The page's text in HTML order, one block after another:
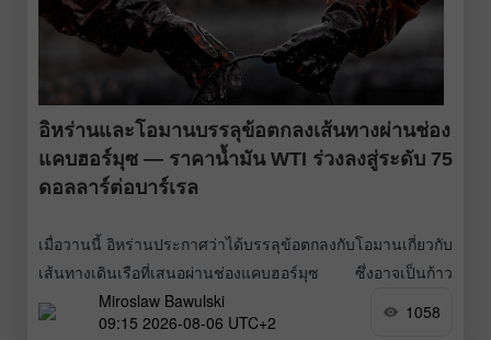
อิหร่านและโอมานบรรลุข้อตกลงเส้นทางผ่านช่อง
แคบฮอร์มุซ — ราคาน้ำมัน WTI ร่วงลงสู่ระดับ 75
ดอลลาร์ต่อบาร์เรล
เมื่อวานนี้ อิหร่านประกาศว่าได้บรรลุข้อตกลงกับโอมานเกี่ยวกับ
เส้นทางเดินเรือที่เสนอผ่านช่องแคบฮอร์มุซ ซึ่งอาจเป็นก้าว
สำคัญสู่การกลับมาดำเนินการบนเส้นทางคมนาคมทางทะเลที่มี
ความสำคัญอย่างยิ่งต่อการขนส่งพลังงานอีกครั้ง ราคาน้ำมัน
Miroslaw Bawulski
09:15 2026-08-06 UTC+2
1058